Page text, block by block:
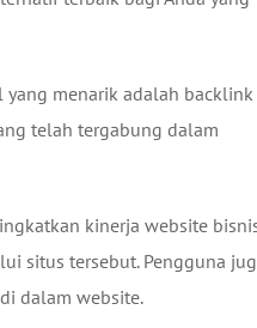
yang menarik adalah backlink
telah tergabung dalam
kinerja website
situs tersebut. Pengguna
dalam website.